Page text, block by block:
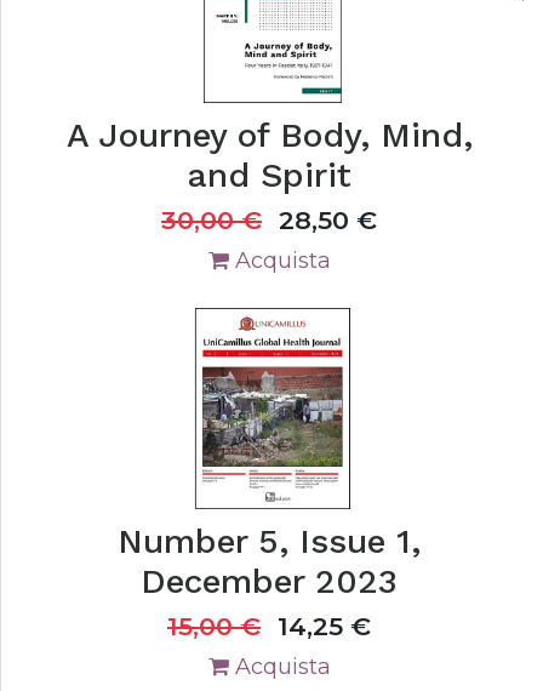
A Journey of Body, Mind,
and Spirit
30,00€ 28,50 €
Acquista
Number 5, Issue 1,
December 2023
15,00€ 14,25 €
Acquista